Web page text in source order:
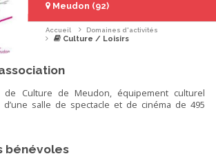
Meudon (92)
Accueil Domaines d'activités
Culture / Loisirs
de Culture de Meudon, équipement culturel
salle de spectacle et de cinéma de 495
bénévoles